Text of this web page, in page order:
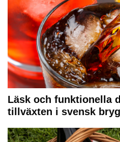
Läsk och funktionella
tillväxten i svensk